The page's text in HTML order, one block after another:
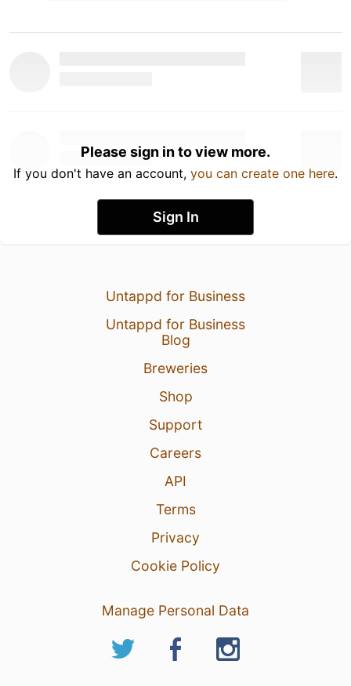
Please sign in to view more.
If you don't have an account, you can create one here.
Sign In
Untappd for Business
Untappd for Business
Blog
Breweries
Shop
Support
Careers
API
Terms
Privacy
Cookie Policy
Manage Personal Data